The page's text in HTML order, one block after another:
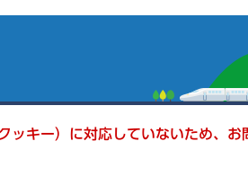
キー）に対応していないため、お